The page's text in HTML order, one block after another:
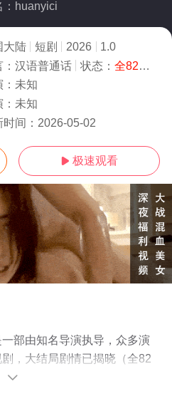
：huanyici
大陆 短剧 2026
1.0
汉语普通话 状态： 全82集
未知
未知
间： 2026-05-02
 极速观看
部由知名导演执导，众多演
，大结局剧情已揭晓（全82
减完整版电视剧全集就上星
